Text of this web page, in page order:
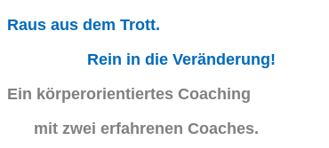
Raus aus dem Trott.
Rein in die Veränderung!
Ein körperorientiertes Coaching
mit zwei erfahrenen Coaches.